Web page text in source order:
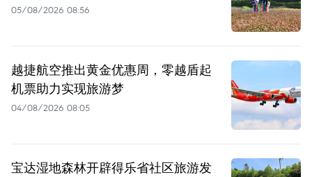
05/08/2026 08:56
越捷航空推出黄金优惠周，零越盾起
机票助力实现旅游梦
04/08/2026 08:05
宝达湿地森林开辟得乐省社区旅游发